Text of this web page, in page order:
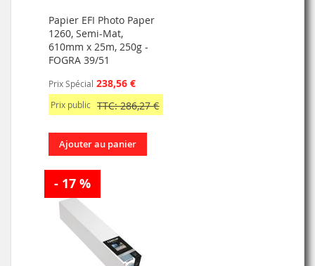
Papier EFI Photo Paper
1260, Semi-Mat,
610mm x 25m, 250g -
FOGRA 39/51
Prix Spécial 238,56 €
Prix public TTC: 286,27 €
Ajouter au panier
- 17 %